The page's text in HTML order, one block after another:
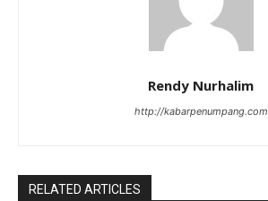
Rendy Nurhalim
http://kabarpenumpang.com
RELATED ARTICLES